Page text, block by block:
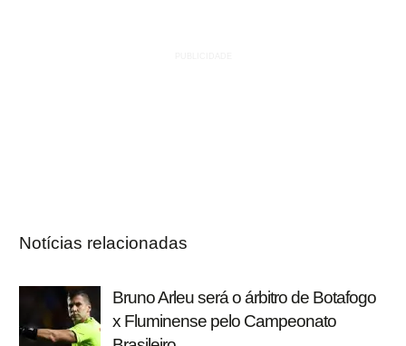
Notícias relacionadas
Bruno Arleu será o árbitro de Botafogo
x Fluminense pelo Campeonato